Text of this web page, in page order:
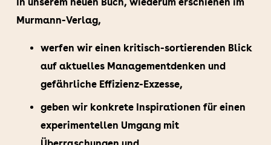
In unserem neuen Buch, wiederum erschienen im
Murmann-Verlag,
werfen wir einen kritisch-sortierenden Blick
auf aktuelles Managementdenken und
gefährliche Effizienz-Exzesse,
geben wir konkrete Inspirationen für einen
experimentellen Umgang mit